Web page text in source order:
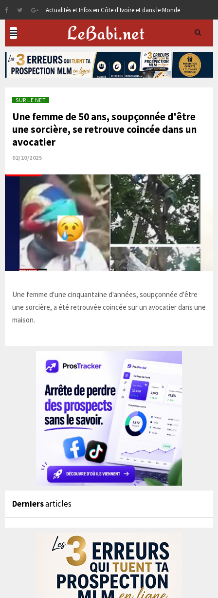
Actualités et Infos en Côte d'Ivoire et dans le Monde
SUR LE NET
Une femme de 50 ans, soupçonnée d'être
une sorcière, se retrouve coincée dans un
avocatier
02/10/2025
Une femme d'une cinquantaine d'années, soupçonnée d'être
une sorcière, a été retrouvée coincée sur un avocatier dans une
maison.
Derniersarticles